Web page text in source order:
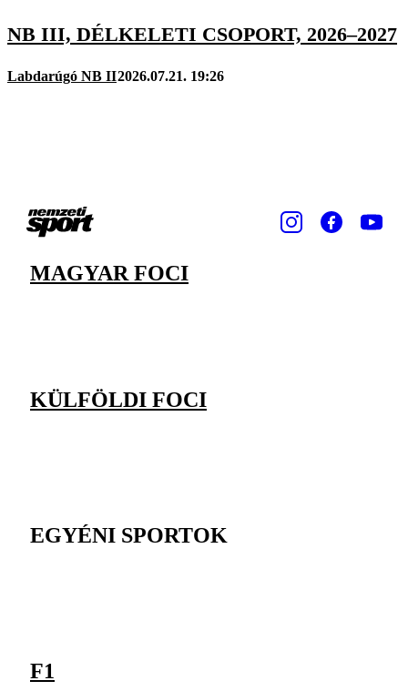
NB III, DÉLKELETI CSOPORT, 2026–2027
Labdarúgó NB II2026.07.21. 19:26
MAGYAR FOCI
KÜLFÖLDI FOCI
EGYÉNI SPORTOK
F1